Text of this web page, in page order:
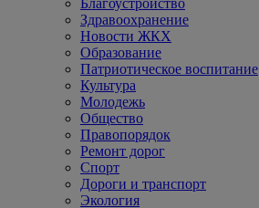
Благоустройство
Здравоохранение
Новости ЖКХ
Образование
Патриотическое воспитание
Культура
Молодежь
Общество
Правопорядок
Ремонт дорог
Спорт
Дороги и транспорт
Экология